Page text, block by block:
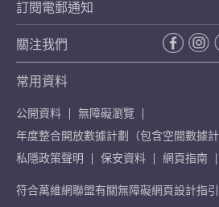
訂閱電郵通知
關注我們
常用資料
公開資料
無障礙瀏覽
年度整合開放數據計劃（包含空間數據計
私隱政策聲明
保安資料 網頁指南
符合萬維網聯盟有關無障礙網頁設計指